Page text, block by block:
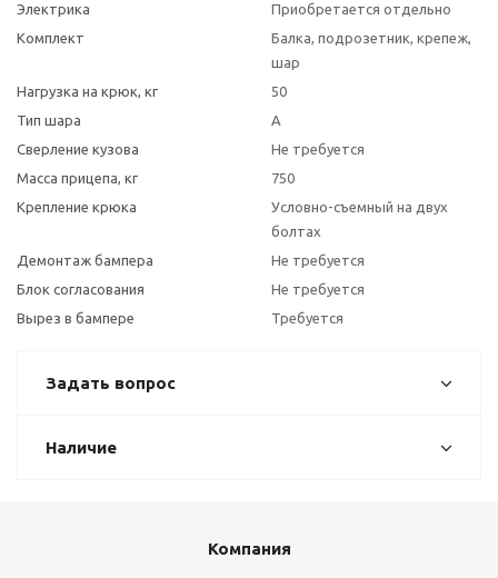
Электрика
Приобретается отдельно
Комплект
Балка, подрозетник, крепеж,
шар
Нагрузка на крюк, кг
50
Тип шара
A
Сверление кузова
Не требуется
Масса прицепа, кг
750
Крепление крюка
Условно-съемный на двух
болтах
Демонтаж бампера
Не требуется
Блок согласования
Не требуется
Вырез в бампере
Требуется
Задать вопрос
Наличие
Компания